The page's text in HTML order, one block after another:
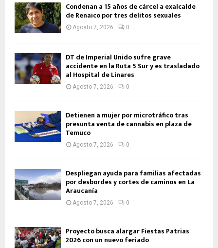
Condenan a 15 años de cárcel a exalcalde
de Renaico por tres delitos sexuales
Agosto 7, 2026 0
DT de Imperial Unido sufre grave
accidente en la Ruta 5 Sur y es trasladado
al Hospital de Linares
Agosto 7, 2026 0
Detienen a mujer por microtráfico tras
presunta venta de cannabis en plaza de
Temuco
Agosto 7, 2026 0
Despliegan ayuda para familias afectadas
por desbordes y cortes de caminos en La
Araucanía
Agosto 7, 2026 0
Proyecto busca alargar Fiestas Patrias
2026 con un nuevo feriado